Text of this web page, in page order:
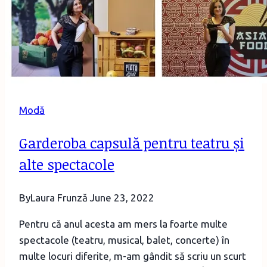
Modă
Garderoba capsulă pentru teatru și
alte spectacole
ByLaura Frunză June 23, 2022
Pentru că anul acesta am mers la foarte multe
spectacole (teatru, musical, balet, concerte) în
multe locuri diferite, m-am gândit să scriu un scurt